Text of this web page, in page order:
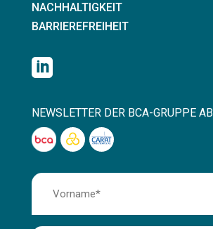
NACHHALTIGKEIT
BARRIEREFREIHEIT

NEWSLETTER DER BCA-GRUPPE